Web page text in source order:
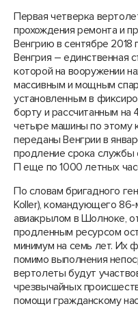
Первая четверка
прохождения ремонта и
Венгрию в сентябре
Венгрия – единственная
которой на вооружении
массивным и мощным
установленным в
борту и рассчитанным
четыре машины по этому
переданы Венгрии в
продление срока
П еще по 1000 летных
По словам бригадного
Koller), командующего
авиакрылом в Шолноке,
продленным ресурсом
минимум на семь лет. Их
помимо выполнения
вертолеты будут
чрезвычайных
помощи гражданскому